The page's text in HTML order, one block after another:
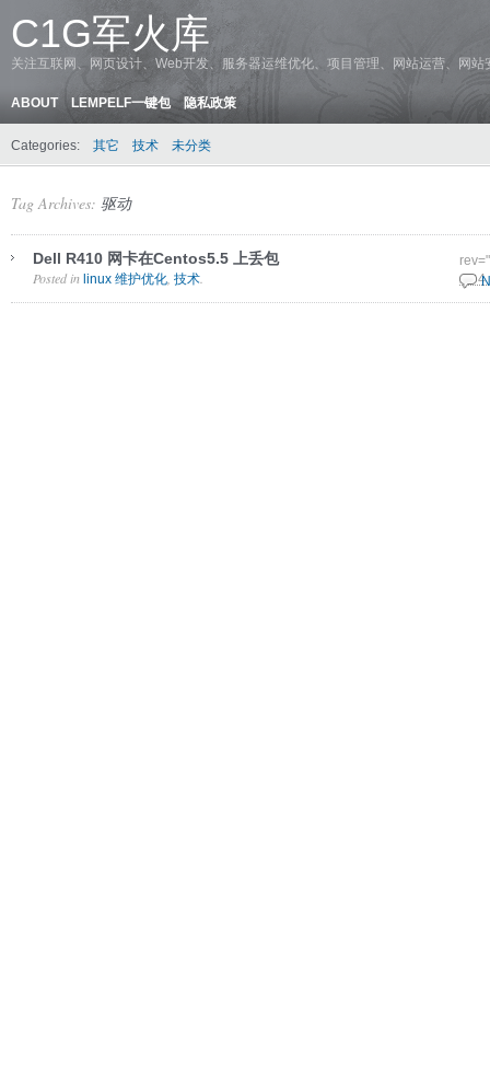
C1G军火库
关注互联网、网页设计、Web开发、服务器运维优化、项目管理、网站运营、网
ABOUT LEMPELF一键包 隐私政策
Categories: 其它 技术 未分类
Tag Archives: 驱动
Dell R410 网卡在Centos5.5 上丢包
28 4
Posted in linux 维护优化 技术